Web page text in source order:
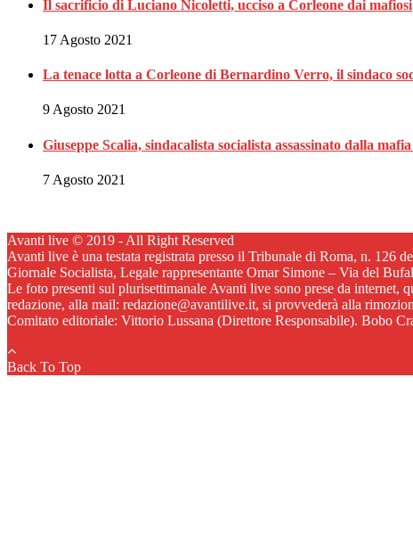
Il sacrificio di Luciano Nicoletti, ucciso a Corleone dai mafiosi
17 Agosto 2021
La tenace lotta a Corleone di Bernardino Verro, il sindaco
9 Agosto 2021
Giuseppe Scalia, sindacalista socialista assassinato dalla
7 Agosto 2021
Avanti live © 2019 - All Right Reserved
Avanti live è una testata registrata presso il Tribunale di Roma, n. 126
Giornale Socialista, Legale rappresentante Omar Simone – Via del
Le foto presenti sul plurisettimanale Avanti live sono prese da internet,
redazione, alla mail: redazione@avantilive.it, si provvederà alla
Comitato editoriale: Vittorio Lussana (Direttore Responsabile). Bobo
Back To Top